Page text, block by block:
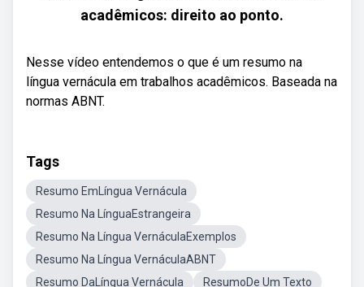
acadêmicos: direito ao ponto.
Nesse vídeo entendemos o que é um resumo na
língua vernácula em trabalhos acadêmicos. Baseada na
normas ABNT.
Tags
Resumo EmLíngua Vernácula
Resumo Na LínguaEstrangeira
Resumo Na Língua VernáculaExemplos
Resumo Na Língua VernáculaABNT
Resumo DaLíngua Vernácula
ResumoDe Um Texto